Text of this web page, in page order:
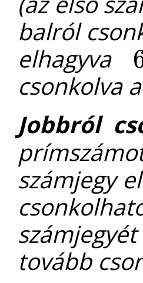
balról
elhagyva
csonkolva a
Jobbról
számjegy
tovább